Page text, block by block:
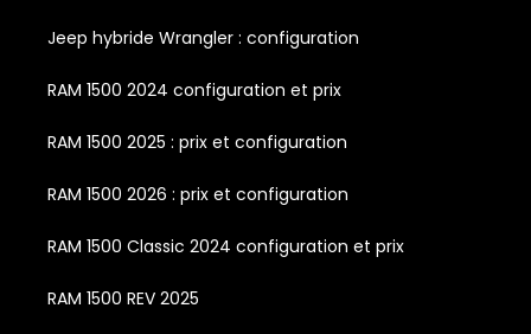
Jeep hybride Wrangler : configuration
RAM 1500 2024 configuration et prix
RAM 1500 2025 : prix et configuration
RAM 1500 2026 : prix et configuration
RAM 1500 Classic 2024 configuration et prix
RAM 1500 REV 2025